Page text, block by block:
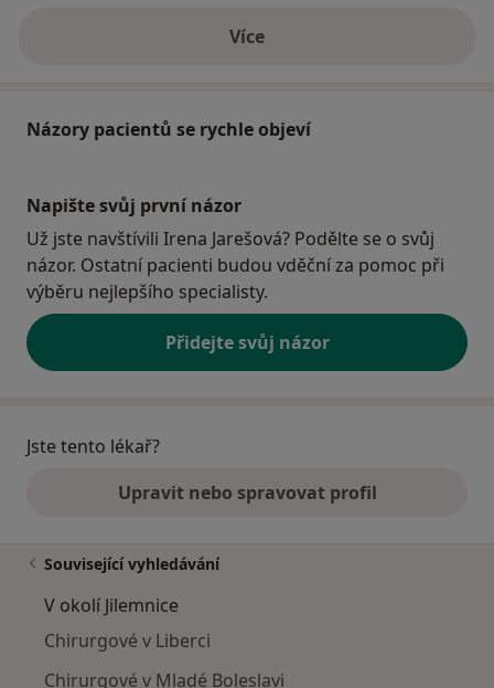
Víceo adrese
Názory pacientů se rychle objeví
Napište svůj první názor
Už jste navštívili Irena Jarešová? Podělte se o svůj
názor. Ostatní pacienti budou vděční za pomoc při
výběru nejlepšího specialisty.
Přidejte svůj názor
Jste tento lékař?
Upravit nebo spravovat profil
Související vyhledávání
V okolí Jilemnice
Chirurgové v Liberci
Chirurgové v Mladé Boleslavi